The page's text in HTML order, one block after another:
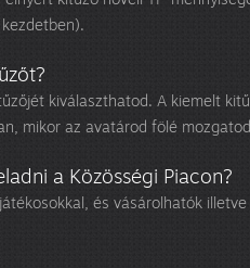
kiválaszthatod. A kiemelt
mikor az avatárod fölé
a Közösségi Piacon?
és vásárolhatók